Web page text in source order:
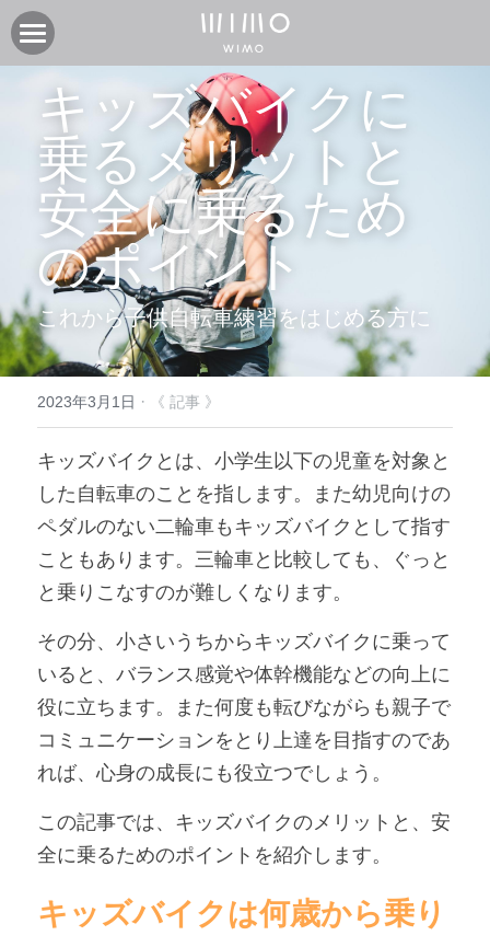
電動アシスト自転車COOZY
電動アシスト自転車COOZY Light
電動クロスバイク URBAN BELT 650
子供自転車wimo kids
外商・卸
オンラインストア
実店舗
CASA WIMO | wimo ショールーム
BASE WIMO | wimo ショールーム
取扱い販売店
取扱い店募集 | 法人問い合わせ
ニュース
お知らせ
ブログ
イベント
サポート
採用情報
保証に関して
製品関連資料
よくあるご質問
企業情報
会社紹介
コミュニティ
製品登録
ユーザークラブ
アンバサダー募集
検索
キッズバイクに
乗るメリットと
安全に乗るため
のポイント
これから子供自転車練習をはじめる方に
2023年3月1日 · 《 記事 》
キッズバイクとは、小学生以下の児童を対象と
した自転車のことを指します。また幼児向けの
ペダルのない二輪車もキッズバイクとして指す
こともあります。三輪車と比較しても、ぐっと
と乗りこなすのが難しくなります。
その分、小さいうちからキッズバイクに乗って
いると、バランス感覚や体幹機能などの向上に
役に立ちます。また何度も転びながらも親子で
コミュニケーションをとり上達を目指すのであ
れば、心身の成長にも役立つでしょう。
この記事では、キッズバイクのメリットと、安
全に乗るためのポイントを紹介します。
キッズバイクは何歳から乗り